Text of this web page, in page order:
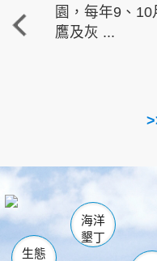
園，每年9、
鷹及灰 ...
海生館
恆春
龍鑾潭自然
瓊麻館
關山
白砂
生態
海洋
墾丁